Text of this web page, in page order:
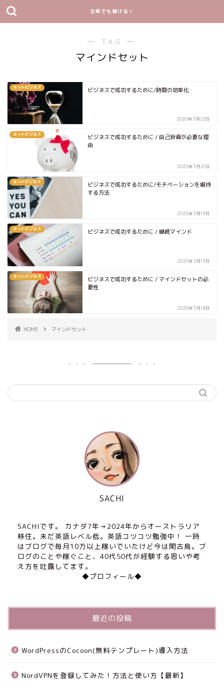
主婦でも稼げる！
― TAG ―
マインドセット
ネットビジネス ビジネスで成功するために/時間の効率化
2020年3月22日
ネットビジネス
ビジネスで成功するために / 自己投資が必要な理
由
2020年3月21日
ネットビジネス
ビジネスで成功するために/モチベーションを維持
する方法
2020年3月19日
ネットビジネス ビジネスで成功するために / 継続マインド
2020年3月19日
ネットビジネス
ビジネスで成功するために / マインドセットの必
要性
2020年3月18日
HOME マインドセット
SACHI
SACHIです。 カナダ7年→2024年からオーストラリア
移住。未だ英語レベル低。英語コツコツ勉強中！ 一時
はブログで毎月10万以上稼いでいたけど今は閑古鳥。ブ
ログのことや稼ぐこと、40代50代が経験する思いや考
え方を吐露してます。
◆プロフィール◆
最近の投稿
WordPressのCocoon(無料テンプレート)導入方法
NordVPNを登録してみた！方法と使い方【最新】